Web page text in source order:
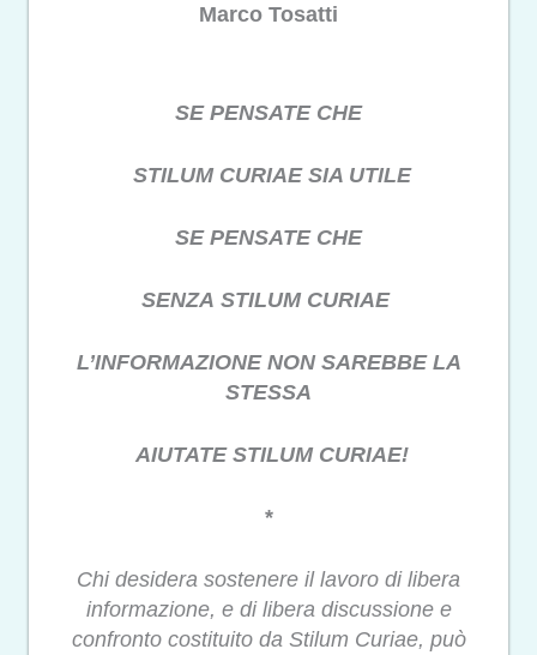
Marco Tosatti
SE PENSATE CHE
STILUM CURIAE SIA UTILE
SE PENSATE CHE
SENZA STILUM CURIAE
L’INFORMAZIONE NON SAREBBE LA
STESSA
AIUTATE STILUM CURIAE!
*
Chi desidera sostenere il lavoro di libera
informazione, e di libera discussione e
confronto costituito da Stilum Curiae, può